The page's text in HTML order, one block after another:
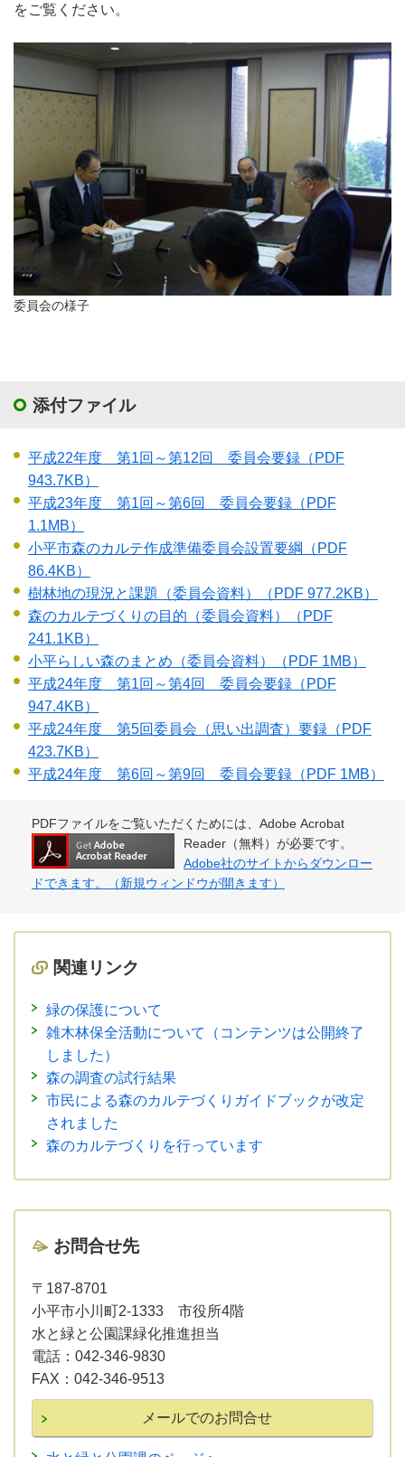
をご覧ください。
委員会の様子
添付ファイル
平成22年度 第1回～第12回 委員会要録 （PDF
943.7KB）
平成23年度 第1回～第6回 委員会要録 （PDF
1.1MB）
小平市森のカルテ作成準備委員会設置要綱
（PDF
86.4KB）
樹林地の現況と課題（委員会資料）
（PDF 977.2KB）
森のカルテづくりの目的（委員会資料）
（PDF
241.1KB）
小平らしい森のまとめ（委員会資料）
（PDF 1MB）
平成24年度 第1回～第4回 委員会要録 （PDF
947.4KB）
平成24年度 第5回委員会（思い出調査）要録 （PDF
423.7KB）
平成24年度 第6回～第9回 委員会要録 （PDF 1MB）
PDFファイルをご覧いただくためには、Adobe Acrobat
Reader（無料）が必要です。
Adobe社のサイトからダウンロー
ドできます。（新規ウィンドウが開きます）
関連リンク
緑の保護について
雑木林保全活動について（コンテンツは公開終了
しました）
森の調査の試行結果
市民による森のカルテづくりガイドブックが改定
されました
森のカルテづくりを行っています
お問合せ先
〒187-8701
小平市小川町2-1333 市役所4階
水と緑と公園課緑化推進担当
電話： 042-346-9830
FAX： 042-346-9513